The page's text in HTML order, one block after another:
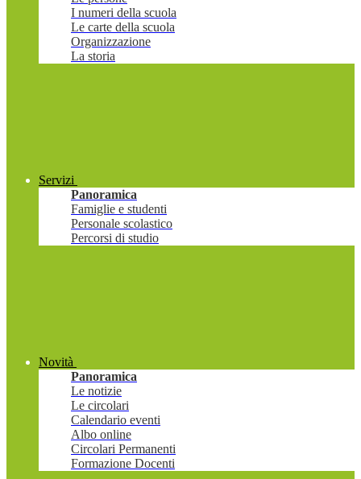
I numeri della scuola
Le carte della scuola
Organizzazione
La storia
Servizi
Panoramica
Famiglie e studenti
Personale scolastico
Percorsi di studio
Novità
Panoramica
Le notizie
Le circolari
Calendario eventi
Albo online
Circolari Permanenti
Formazione Docenti